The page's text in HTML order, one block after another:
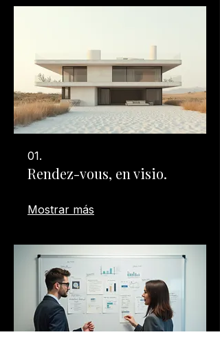
01.
Rendez-vous, en visio.
Mostrar más